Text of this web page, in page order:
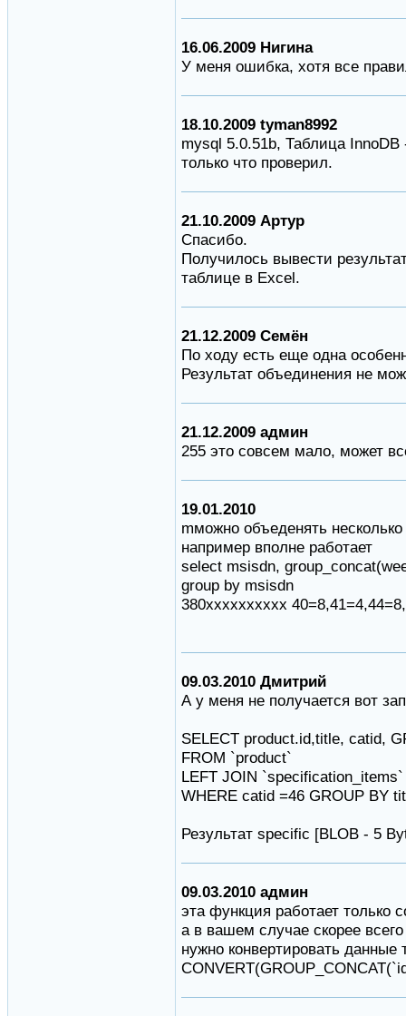
16.06.2009 Нигина
У меня ошибка, хотя все
18.10.2009 tyman8992
mysql 5.0.51b, Таблица InnoDB
только что проверил.
21.10.2009 Артур
Спасибо.
Получилось вывести
таблице в Excel.
21.12.2009 Семён
По ходу есть еще одна
Результат объединения не
21.12.2009 админ
255 это совсем мало, может
19.01.2010
mможно объеденять
например вполне работает
select msisdn,
group by msisdn
380xxxxxxxxxx
09.03.2010 Дмитрий
А у меня не получается вот
SELECT product.id,title, catid,
FROM `product`
LEFT JOIN
WHERE catid =46 GROUP BY
Результат specific [BLOB - 5
09.03.2010 админ
эта функция работает только
а в вашем случае скорее
нужно конвертировать данные